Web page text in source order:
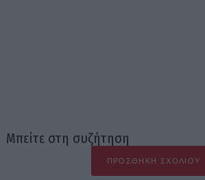
Μπείτε στη συζήτηση
ΠΡΟΣΘΉΚΗ ΣΧΟΛΊΟΥ